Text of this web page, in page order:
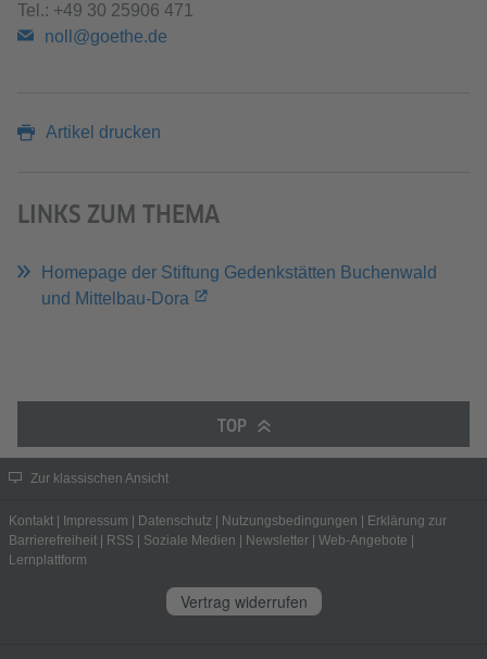
Tel.: +49 30 25906 471
noll@goethe.de
Artikel drucken
LINKS ZUM THEMA
Homepage der Stiftung Gedenkstätten Buchenwald
und Mittelbau-Dora
TOP
Zur klassischen Ansicht
Kontakt Impressum Datenschutz Nutzungsbedingungen
Erklärung zur
Barrierefreiheit
RSS Soziale Medien Newsletter Web-Angebote
Lernplattform
Vertrag widerrufen